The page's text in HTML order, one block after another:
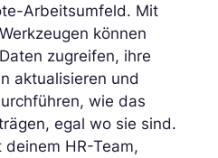
Arbeitsumfeld. Mit
können
zugreifen, ihre
aktualisieren und
wie das
egal wo sie sind.
HR-Team,